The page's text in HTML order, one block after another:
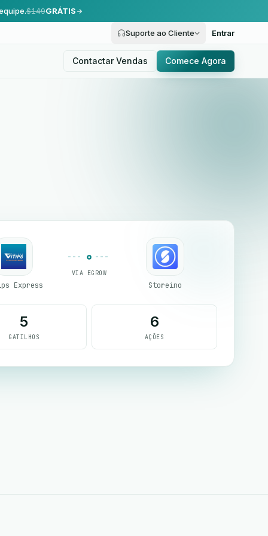
$149GRÁTIS
Suporte ao Cliente Entrar
Contactar Vendas Comece Agora
Express
VIA EGROW
Storeino
5
GATILHOS
6
AÇÕES